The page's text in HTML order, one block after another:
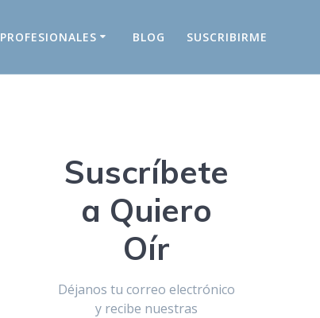
PROFESIONALES BLOG SUSCRIBIRME
Suscríbete
a Quiero
Oír
Déjanos tu correo electrónico
y recibe nuestras